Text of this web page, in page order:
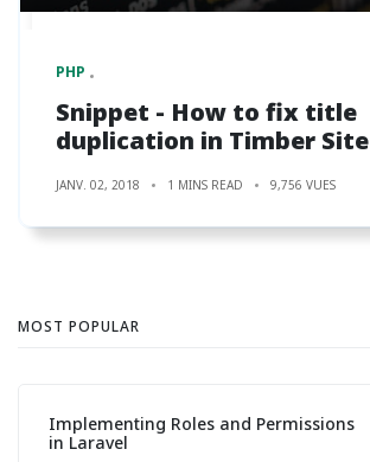
PHP
Snippet - How to fix title
duplication in Timber Site
JANV. 02, 2018 1 MINS READ 9,756 VUES
MOST POPULAR
Implementing Roles and Permissions
in Laravel